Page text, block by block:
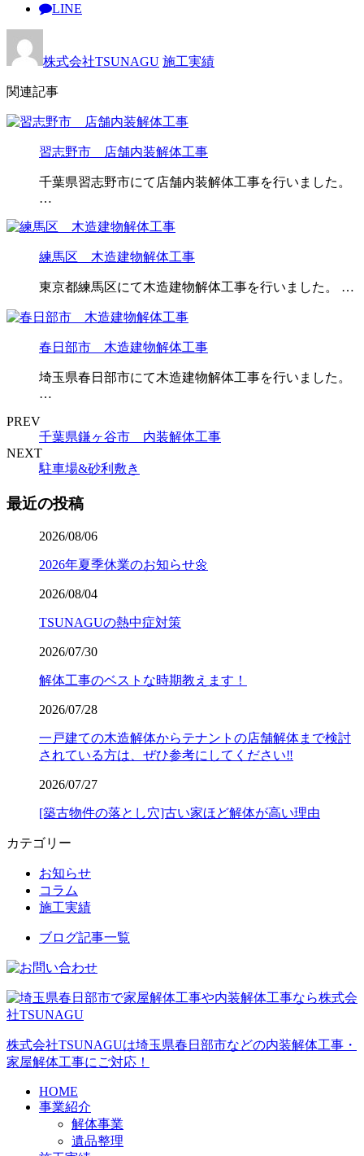
LINE
株式会社TSUNAGU 施工実績
関連記事
習志野市 店舗内装解体工事
千葉県習志野市にて店舗内装解体工事を行いました。
…
練馬区 木造建物解体工事
東京都練馬区にて木造建物解体工事を行いました。 …
春日部市 木造建物解体工事
埼玉県春日部市にて木造建物解体工事を行いました。
…
PREV
千葉県鎌ヶ谷市 内装解体工事
NEXT
駐車場&砂利敷き
最近の投稿
2026/08/06
2026年夏季休業のお知らせ🌼
2026/08/04
TSUNAGUの熱中症対策
2026/07/30
解体工事のベストな時期教えます！
2026/07/28
一戸建ての木造解体からテナントの店舗解体まで検討
されている方は、ぜひ参考にしてください‼️
2026/07/27
[築古物件の落とし穴]古い家ほど解体が高い理由
カテゴリー
お知らせ
コラム
施工実績
ブログ記事一覧
株式会社TSUNAGUは埼玉県春日部市などの内装解体工事・
家屋解体工事にご対応！
HOME
事業紹介
解体事業
遺品整理